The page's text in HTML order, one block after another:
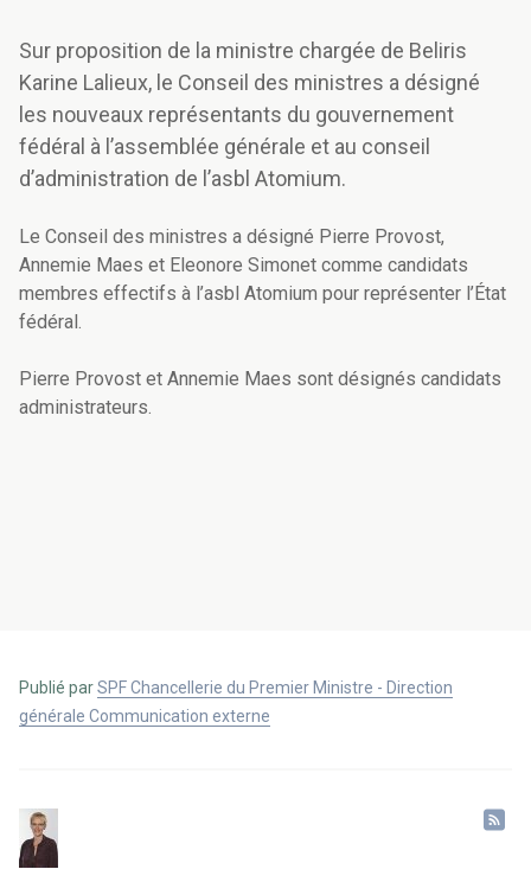
Sur proposition de la ministre chargée de Beliris
Karine Lalieux, le Conseil des ministres a désigné
les nouveaux représentants du gouvernement
fédéral à l’assemblée générale et au conseil
d’administration de l’asbl Atomium.
Le Conseil des ministres a désigné Pierre Provost,
Annemie Maes et Eleonore Simonet comme candidats
membres effectifs à l’asbl Atomium pour représenter l’État
fédéral.
Pierre Provost et Annemie Maes sont désignés candidats
administrateurs.
Publié parSPF Chancellerie du Premier Ministre - Direction
générale Communication externe